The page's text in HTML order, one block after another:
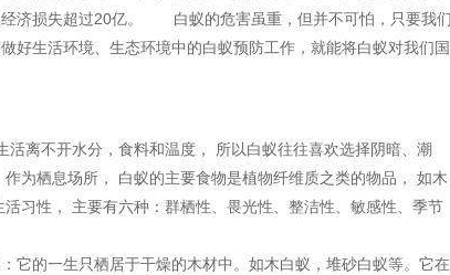
济损失超过20亿。 白蚁的危害虽重，但并不可怕，只要我们
好生活环境、生态环境中的白蚁预防工作，就能将白蚁对我们国
不开水分，食料和温度， 所以白蚁往往喜欢选择阴暗、潮
为栖息场所， 白蚁的主要食物是植物纤维质之类的物品， 如木
习性， 主要有六种：群栖性、畏光性、整洁性、敏感性、季节
：它的一生只栖居于干燥的木材中。如木白蚁，堆砂白蚁等。它在